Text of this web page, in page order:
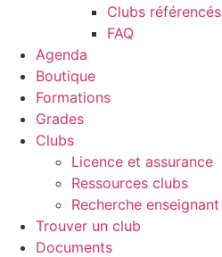
Clubs référencés
FAQ
Agenda
Boutique
Formations
Grades
Clubs
Licence et assurance
Ressources clubs
Recherche enseignant
Trouver un club
Documents